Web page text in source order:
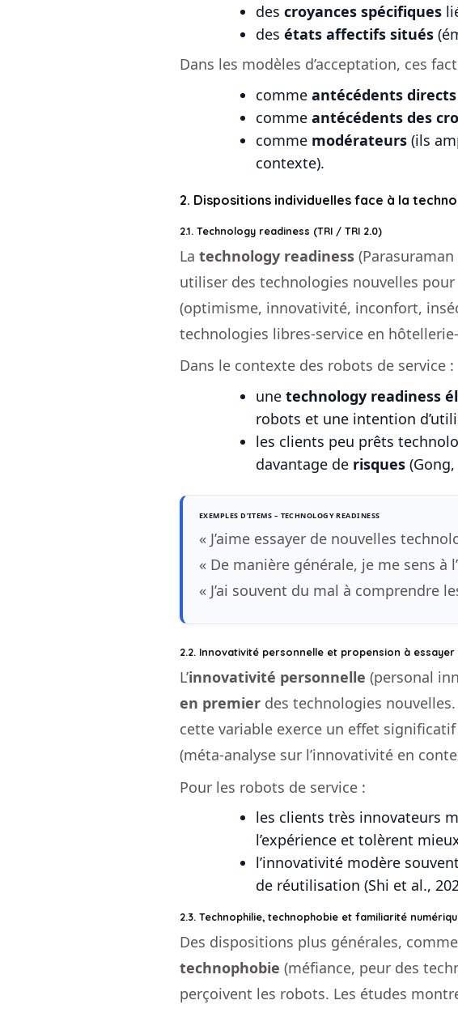
des croyances spécifiques
des états affectifs situés
Dans les modèles d’acceptation, ces
comme antécédents directs
comme antécédents des
comme modérateurs (ils
contexte).
2. Dispositions individuelles face à la
2.1. Technology readiness (TRI / TRI 2.0)
La technology readiness
utiliser des technologies nouvelles
(optimisme, innovativité, inconfort,
technologies libres-service en
Dans le contexte des robots de service :
une technology readiness
robots et une intention
les clients peu prêts
davantage de risques
EXEMPLES D’ITEMS – TECHNOLOGY READINESS
« J’aime essayer de nouvelles
« De manière générale, je me sens à
« J’ai souvent du mal à comprendre
2.2. Innovativité personnelle et propension à essayer
L’innovativité personnelle (personal
en premier des technologies
cette variable exerce un effet
(méta-analyse sur l’innovativité en
Pour les robots de service :
les clients très innovateurs
l’expérience et tolèrent
l’innovativité modère
de réutilisation (Shi et al.,
2.3. Technophilie, technophobie et familiarité
Des dispositions plus générales,
technophobie (méfiance, peur des
perçoivent les robots. Les études